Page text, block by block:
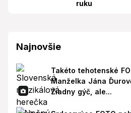
ruku
Najnovšie
Takéto tehotenské
Manželka Jána
Žiadny gýč, ale...